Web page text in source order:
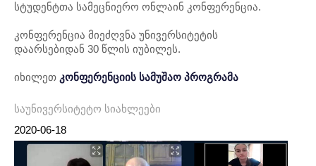
სტუდენტთა სამეცნიერო ონლაინ კონფერენცია.
კონფერენცია მიეძღვნა უნივერსიტეტის
დაარსებიდან 30 წლის იუბილეს.
იხილეთ კონფერენციის სამუშაო პროგრამა
საუნივერსიტეტო სიახლეები
2020-06-18